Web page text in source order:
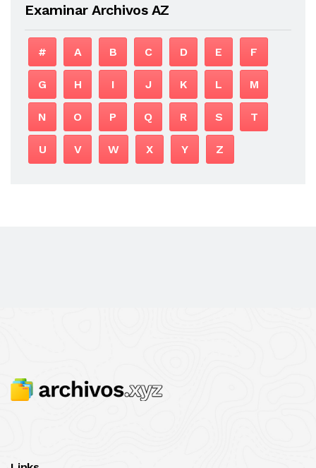
Examinar Archivos AZ
# A B C D E F
G H I J K L M
N O P Q R S T
U V W X Y Z